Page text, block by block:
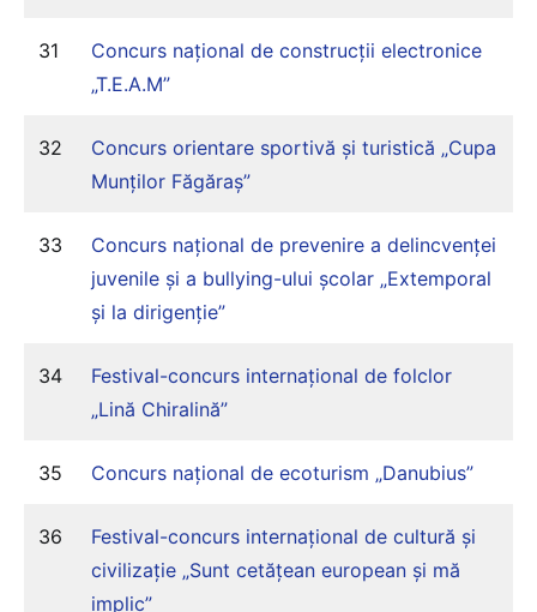
31
Concurs național de construcții electronice
„T.E.A.M”
32
Concurs orientare sportivă și turistică „Cupa
Munților Făgăraș”
33
Concurs național de prevenire a delincvenței
juvenile și a bullying-ului școlar „Extemporal
și la dirigenție”
34
Festival-concurs internațional de folclor
„Lină Chiralină”
35 Concurs național de ecoturism „Danubius”
36
Festival-concurs internațional de cultură și
civilizație „Sunt cetățean european și mă
implic”